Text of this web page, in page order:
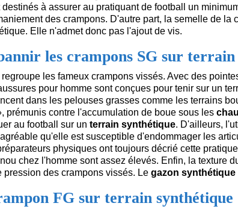
à assurer au pratiquant de football un
des crampons. D'autre part, la semelle de la
Elle n'admet donc pas l'ajout de vis.
les crampons SG sur terrain
regroupe les fameux crampons vissés. Avec des
pour homme sont conçues pour tenir sur un
dans les pelouses grasses comme les terrains
prémunis contre l'accumulation de boue sous les
au football sur un terrain synthétique. D'ailleurs,
qu'elle est susceptible d'endommager les
physiques ont toujours décrié cette
chez l'homme sont assez élevés. Enfin, la texture
pression des crampons vissés. Le gazon synthétique
FG sur terrain synthétique